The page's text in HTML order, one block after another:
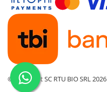
©Copyright SC RTU BIO SRL 2026